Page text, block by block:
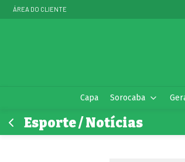
ÁREA DO CLIENTE
Capa Sorocaba
Esporte / Notícias